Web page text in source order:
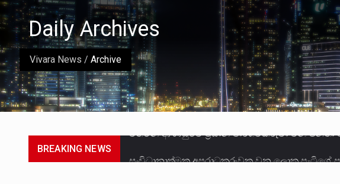
Vivara News / Archive
Daily Archives
BREAKING NEWS